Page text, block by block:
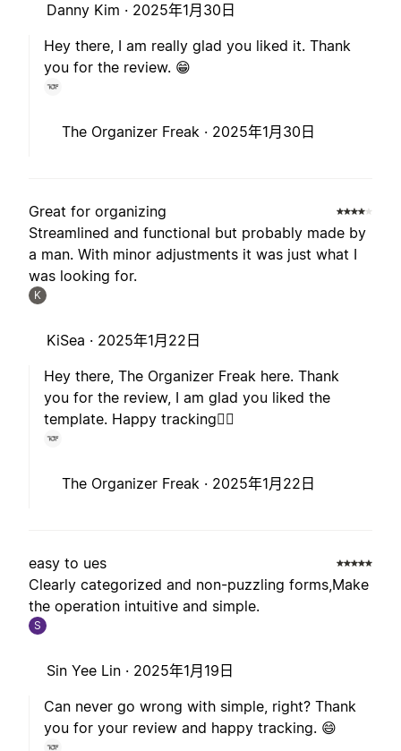
Danny Kim · 2025年1月30日
Hey there, I am really glad you liked it. Thank
you for the review. 😁
The Organizer Freak · 2025年1月30日
Great for organizing
Streamlined and functional but probably made by
a man. With minor adjustments it was just what I
was looking for.
K
KiSea · 2025年1月22日
Hey there, The Organizer Freak here. Thank
you for the review, I am glad you liked the
template. Happy tracking🙋‍♂️
The Organizer Freak · 2025年1月22日
easy to ues
Clearly categorized and non-puzzling forms,Make
the operation intuitive and simple.
S
Sin Yee Lin · 2025年1月19日
Can never go wrong with simple, right? Thank
you for your review and happy tracking. 😄